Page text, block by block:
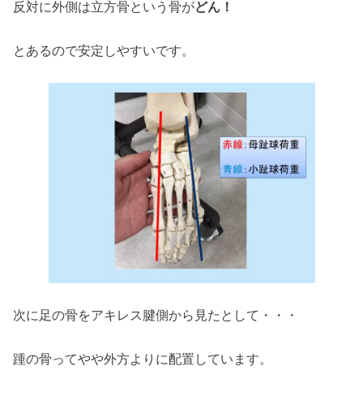
反対に外側は立方骨という骨がどん！
とあるので安定しやすいです。
次に足の骨をアキレス腱側から見たとして・・・
踵の骨ってやや外方よりに配置しています。